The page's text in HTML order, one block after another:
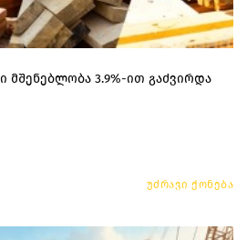
მშენებლობა 3.9%-ით გაძვირდა
უძრავი ქონება